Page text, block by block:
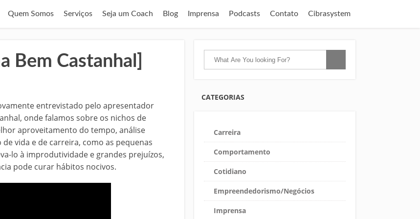
Quem Somos Serviços Seja um Coach Blog Imprensa Podcasts Contato Cibrasystem
Bem Castanhal]
entrevistado pelo apresentador
onde falamos sobre os nichos de
aproveitamento do tempo, análise
vida e de carreira, como as pequenas
lo à improdutividade e grandes prejuízos,
pode curar hábitos nocivos.
CATEGORIAS
Carreira
Comportamento
Cotidiano
Empreendedorismo/Negócios
Imprensa